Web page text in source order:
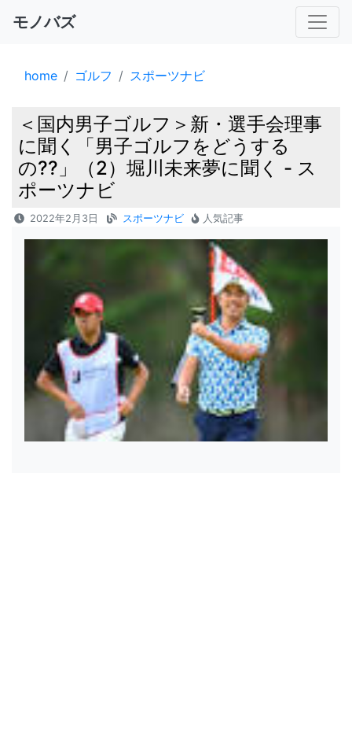
モノバズ
home ゴルフ スポーツナビ
＜国内男子ゴルフ＞新・選手会理事
に聞く「男子ゴルフをどうする
の??」（2）堀川未来夢に聞く - ス
ポーツナビ
2022年2月3日 スポーツナビ 人気記事